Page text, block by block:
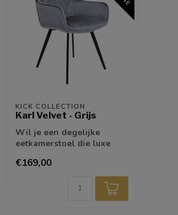
KICK COLLECTION
Karl Velvet - Grijs
Wil je een degelijke
eetkamerstoel die luxe
nog een ze...
€169,00